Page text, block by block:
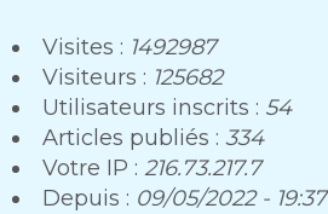
Visites : 1492987
Visiteurs : 125682
Utilisateurs inscrits : 54
Articles publiés : 334
Votre IP : 216.73.217.7
Depuis : 09/05/2022 - 19:37